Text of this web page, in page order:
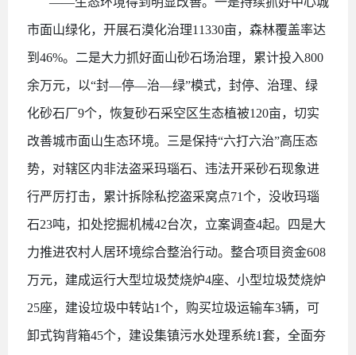
市面山绿化，开展石漠化治理11330亩，森林覆盖率达
到46%。二是大力抓好面山砂石场治理，累计投入800
余万元，以“封—停—治—绿”模式，封停、治理、绿
化砂石厂9个，恢复砂石采空区生态植被120亩，切实
改善城市面山生态环境。三是保持“六打六治”高压态
势，对辖区内非法盗采玛瑙石、违法开采砂石现象进
行严厉打击，累计拆除私挖盗采窝点71个，没收玛瑙
石23吨，扣处挖掘机械42台次，立案调查4起。四是大
力推进农村人居环境综合整治行动。整合项目资金608
万元，建成运行大型垃圾焚烧炉4座、小型垃圾焚烧炉
25座，建设垃圾中转站1个，购买垃圾运输车3辆，可
卸式钩背箱45个，建设集镇污水处理系统1套，全面夯